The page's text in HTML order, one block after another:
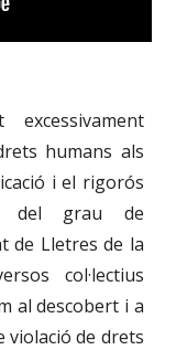
rets humans als
i el rigorós
del grau de
de Lletres de la
col·lectius
al descobert i a
violació de drets